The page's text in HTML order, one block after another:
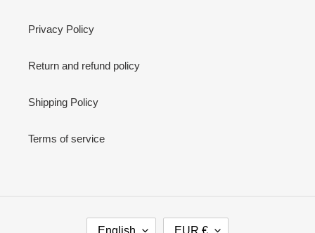
Privacy Policy
Return and refund policy
Shipping Policy
Terms of service
English EUR €